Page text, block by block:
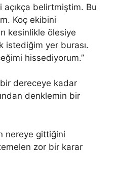
belirtmiştim. Bu
Koç ekibini
kesinlikle ölesiye
istediğim yer burası.
hissediyorum.”
bir dereceye kadar
denklemin bir
nereye gittiğini
zor bir karar